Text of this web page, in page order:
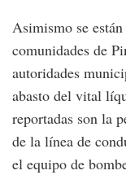
Asimismo se
comunidades de
autoridades
abasto del vital
reportadas son la
de la línea de
el equipo de